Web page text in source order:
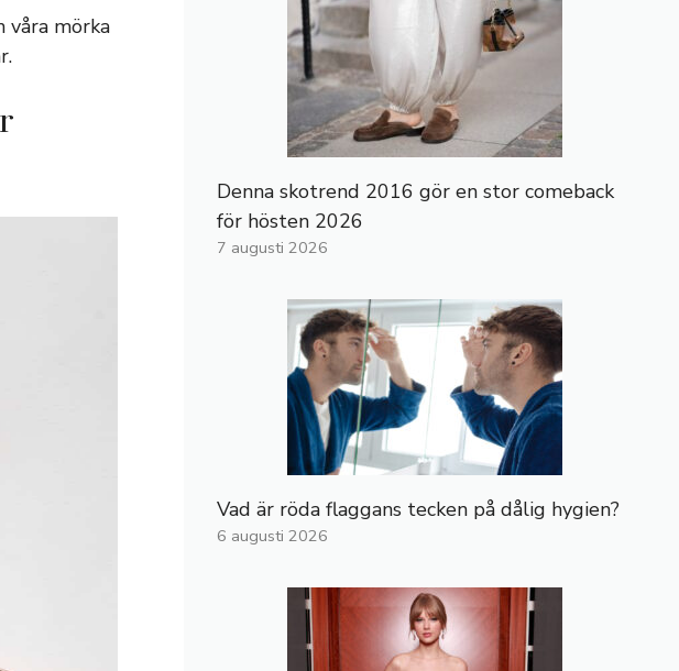
våra mörka
Denna skotrend 2016 gör en stor comeback
för hösten 2026
7 augusti 2026
Vad är röda flaggans tecken på dålig hygien?
6 augusti 2026